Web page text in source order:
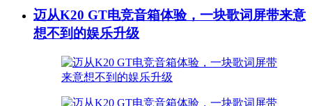
迈从K20 GT电竞音箱体验，一块歌词屏带来意
想不到的娱乐升级